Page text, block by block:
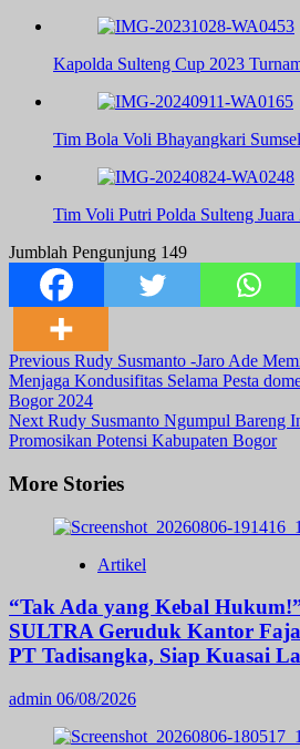
Kapolda Sulteng Cup 2023
Tim Bola Voli Bhayangkari
Tim Voli Putri Polda Sulteng
Jumblah Pengunjung 149
Post
Navigation
Previous Rudy Susmanto -Jaro Ade
Menjaga Kondusifitas Selama Pesta
Bogor 2024
Next Rudy Susmanto Ngumpul Bareng
Promosikan Potensi Kabupaten Bogor
More Stories
Artikel
“Tak Ada yang Kebal
SULTRA Geruduk Kantor
PT Tadisangka, Siap Kuasai
admin 06/08/2026